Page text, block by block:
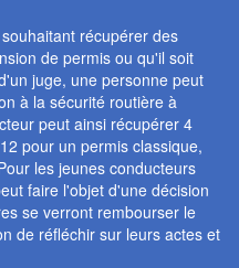
récupérer des
de permis ou qu'il soit
juge, une personne peut
à la sécurité routière à
peut ainsi récupérer 4
pour un permis classique,
les jeunes conducteurs
faire l'objet d'une décision
se verront rembourser le
de réfléchir sur leurs actes et